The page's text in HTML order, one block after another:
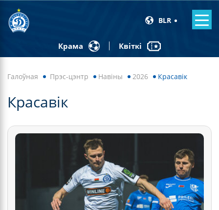
BLR
Крама Квіткі
Галоўная Прэс-цэнтр Навiны 2026 Красавік
Красавік